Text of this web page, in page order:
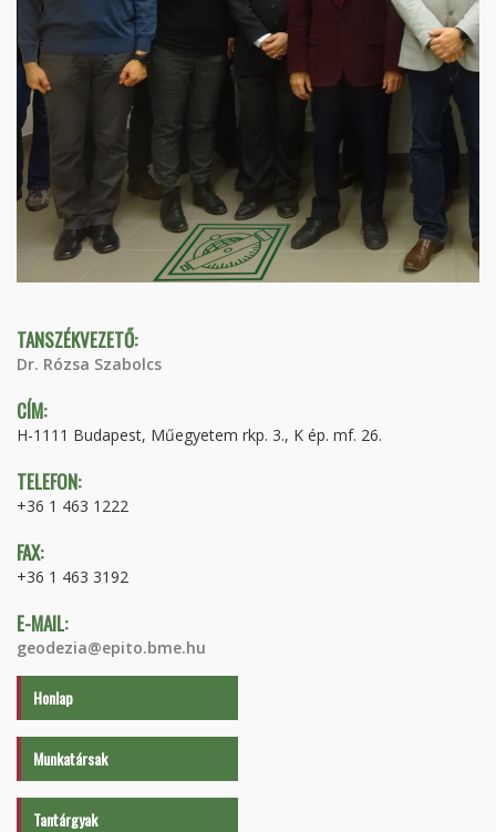
TANSZÉKVEZETŐ:
Dr. Rózsa Szabolcs
CÍM:
H-1111 Budapest, Műegyetem rkp. 3., K ép. mf. 26.
TELEFON:
+36 1 463 1222
FAX:
+36 1 463 3192
E-MAIL:
geodezia@epito.bme.hu
Honlap
Munkatársak
Tantárgyak